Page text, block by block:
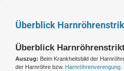
Überblick
Überblick
Auszug: Beim Krankheitsbild der
der Harnröhre bzw. Harnröhrenverengung